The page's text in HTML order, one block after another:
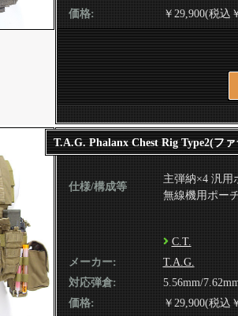
価格:
￥29,900(税込
T.A.G. Phalanx Chest Rig Type2(フ
仕様/構成等
主弾納×4 汎用
無線機用ポー
C.T.
メーカー:
T.A.G.
対応弾倉:
5.56mm/
価格:
￥29,900(税込